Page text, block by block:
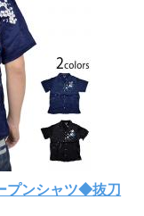
プンシャツ◆抜刀